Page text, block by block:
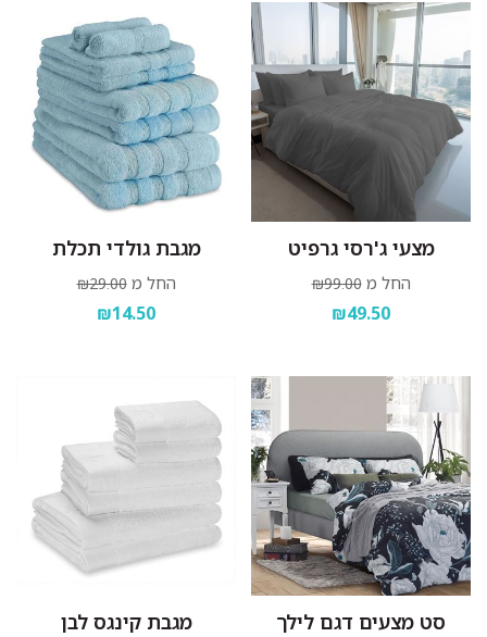
מצעי ג'רסי גרפיט
החל מ ₪99.00
₪49.50
מגבת גולדי תכלת
החל מ ₪29.00
₪14.50
סט מצעים דגם לילך מגבת קינגס לבן